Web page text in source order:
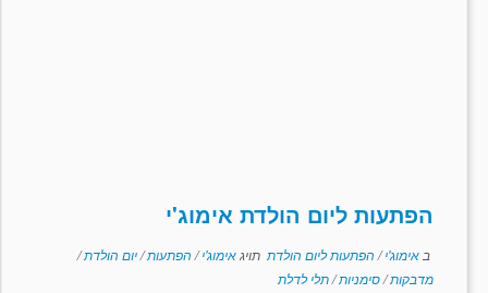
הפתעות ליום הולדת אימוג'י
ב אימוג'י/ הפתעות ליום הולדת תויגאימוג'י/ הפתעות/יום הולדת/
מדבקות/סימניות/תלי לדלת